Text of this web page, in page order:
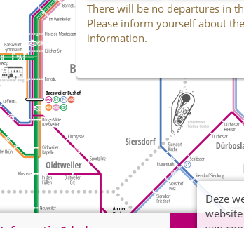
There will be no departures in
Please inform yourself about
information.
Deze